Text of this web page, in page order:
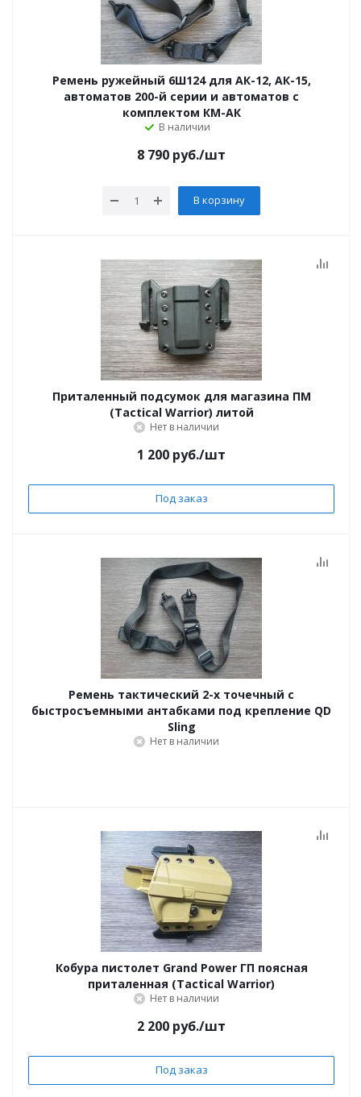
Ремень ружейный 6Ш124 для АК-12, АК-15,
автоматов 200-й серии и автоматов с
комплектом КМ-АК
В наличии
8 790 руб./шт
В корзину
Приталенный подсумок для магазина ПМ
(Tactical Warrior) литой
Нет в наличии
1 200 руб./шт
Под заказ
Ремень тактический 2-х точечный с
быстросъемными антабками под крепление QD
Sling
Нет в наличии
Кобура пистолет Grand Power ГП поясная
приталенная (Tactical Warrior)
Нет в наличии
2 200 руб./шт
Под заказ